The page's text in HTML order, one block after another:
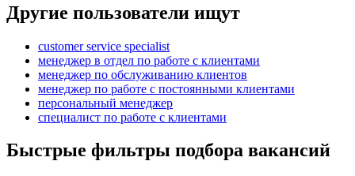
Другие пользователи ищут
customer service specialist
менеджер в отдел по работе с клиентами
менеджер по обслуживанию клиентов
менеджер по работе с постоянными клиентами
персональный менеджер
специалист по работе с клиентами
Быстрые фильтры подбора вакансий